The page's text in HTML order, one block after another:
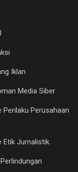
Iklan
Media Siber
Perilaku Perusahaan
Etik Jurnalistik